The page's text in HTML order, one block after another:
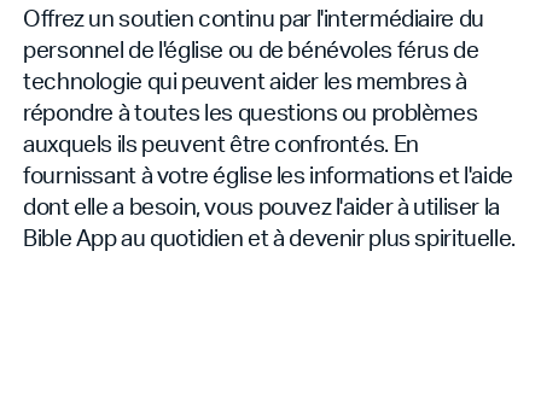
Offrez un soutien continu par l'intermédiaire du
personnel de l'église ou de bénévoles férus de
technologie qui peuvent aider les membres à
répondre à toutes les questions ou problèmes
auxquels ils peuvent être confrontés. En
fournissant à votre église les informations et l'aide
dont elle a besoin, vous pouvez l'aider à utiliser la
Bible App au quotidien et à devenir plus spirituelle.